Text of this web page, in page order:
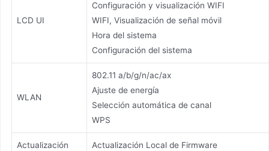
LCD UI
Configuración y visualización WIFI
WIFI, Visualización de señal móvil
Hora del sistema
Configuración del sistema
WLAN
802.11 a/b/g/n/ac/ax
Ajuste de energía
Selección automática de canal
WPS
Actualización
Actualización Local de Firmware